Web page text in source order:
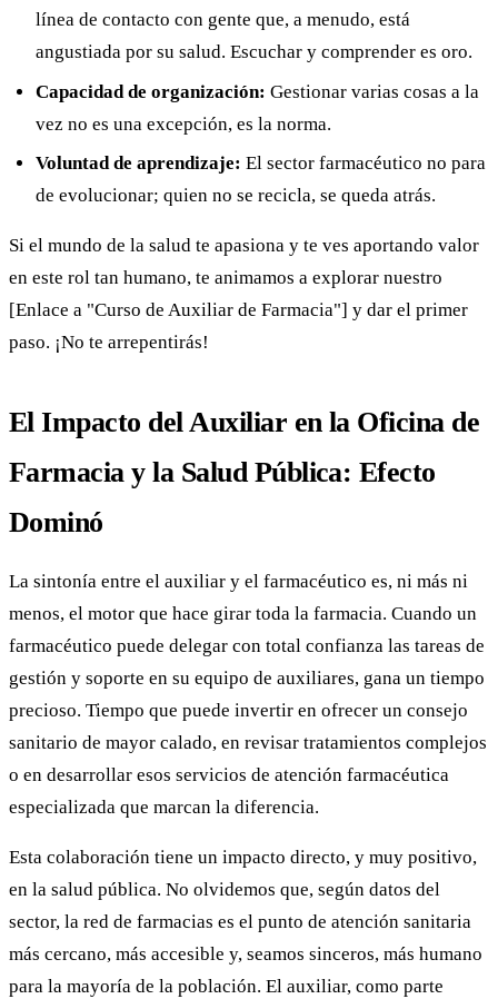
línea de contacto con gente que, a menudo, está
angustiada por su salud. Escuchar y comprender es oro.
Capacidad de organización: Gestionar varias cosas a la
vez no es una excepción, es la norma.
Voluntad de aprendizaje: El sector farmacéutico no para
de evolucionar; quien no se recicla, se queda atrás.
Si el mundo de la salud te apasiona y te ves aportando valor
en este rol tan humano, te animamos a explorar nuestro
[Enlace a "Curso de Auxiliar de Farmacia"] y dar el primer
paso. ¡No te arrepentirás!
El Impacto del Auxiliar en la Oficina de
Farmacia y la Salud Pública: Efecto
Dominó
La sintonía entre el auxiliar y el farmacéutico es, ni más ni
menos, el motor que hace girar toda la farmacia. Cuando un
farmacéutico puede delegar con total confianza las tareas de
gestión y soporte en su equipo de auxiliares, gana un tiempo
precioso. Tiempo que puede invertir en ofrecer un consejo
sanitario de mayor calado, en revisar tratamientos complejos
o en desarrollar esos servicios de atención farmacéutica
especializada que marcan la diferencia.
Esta colaboración tiene un impacto directo, y muy positivo,
en la salud pública. No olvidemos que, según datos del
sector, la red de farmacias es el punto de atención sanitaria
más cercano, más accesible y, seamos sinceros, más humano
para la mayoría de la población. El auxiliar, como parte